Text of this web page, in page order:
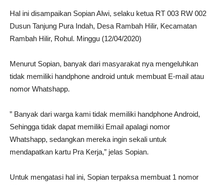
Hal ini disampaikan Sopian Alwi, selaku ketua RT 003 RW 002
Dusun Tanjung Pura Indah, Desa Rambah Hilir, Kecamatan
Rambah Hilir, Rohul. Minggu (12/04/2020)
Menurut Sopian, banyak dari masyarakat nya mengeluhkan
tidak memiliki handphone android untuk membuat E-mail atau
nomor Whatshapp.
” Banyak dari warga kami tidak memiliki handphone Android,
Sehingga tidak dapat memiliki Email apalagi nomor
Whatshapp, sedangkan mereka ingin sekali untuk
mendapatkan kartu Pra Kerja,” jelas Sopian.
Untuk mengatasi hal ini, Sopian terpaksa membuat 1 nomor